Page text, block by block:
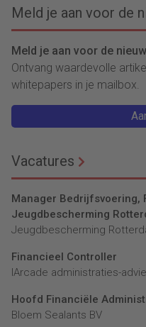
Meld je aan voor de
Meld je aan voor de
Ontvang waardevolle
whitepapers in je mailbox.
Vacatures
Manager Bedrijfsvoering,
Jeugdbescherming
Jeugdbescherming
Financieel Controller
lArcade administraties-
Hoofd Financiële
Bloem Sealants BV